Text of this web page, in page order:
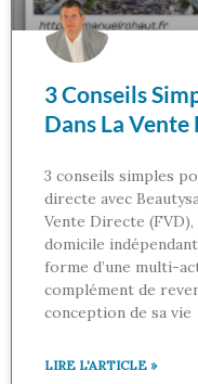
3 Conseils
Dans La
3 conseils simples
directe avec
Vente Directe
domicile
forme d’une multi-
complément de
conception de sa vie
LIRE L'ARTICLE »